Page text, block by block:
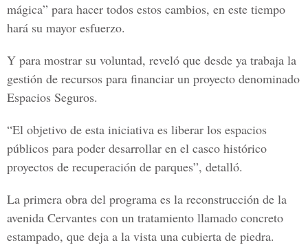
mágica” para hacer todos estos cambios, en este tiempo
hará su mayor esfuerzo.
Y para mostrar su voluntad, reveló que desde ya trabaja la
gestión de recursos para financiar un proyecto denominado
Espacios Seguros.
“El objetivo de esta iniciativa es liberar los espacios
públicos para poder desarrollar en el casco histórico
proyectos de recuperación de parques”, detalló.
La primera obra del programa es la reconstrucción de la
avenida Cervantes con un tratamiento llamado concreto
estampado, que deja a la vista una cubierta de piedra.